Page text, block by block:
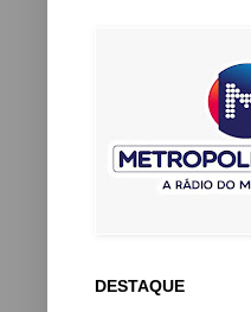
DESTAQUE